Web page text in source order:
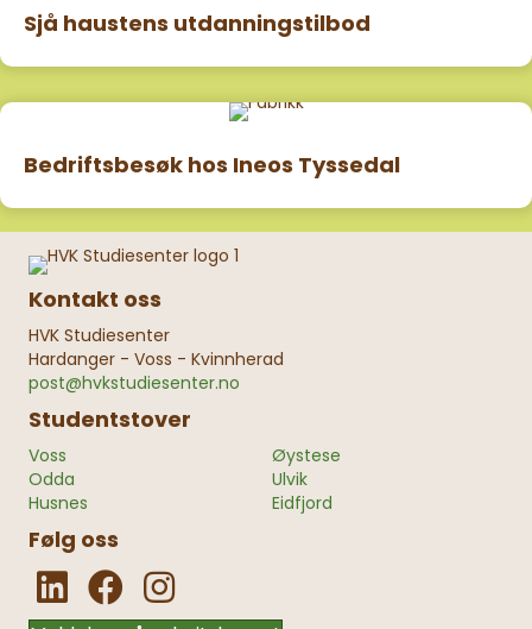
Sjå haustens utdanningstilbod
Bedriftsbesøk hos Ineos Tyssedal
Kontakt oss
HVK Studiesenter
Hardanger - Voss - Kvinnherad
post@hvkstudiesenter.no
Studentstover
Voss
Odda
Husnes
Øystese
Ulvik
Eidfjord
Følg oss